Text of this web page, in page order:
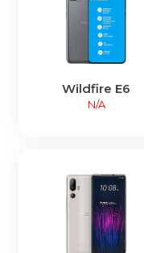
Wildfire E6
N/A